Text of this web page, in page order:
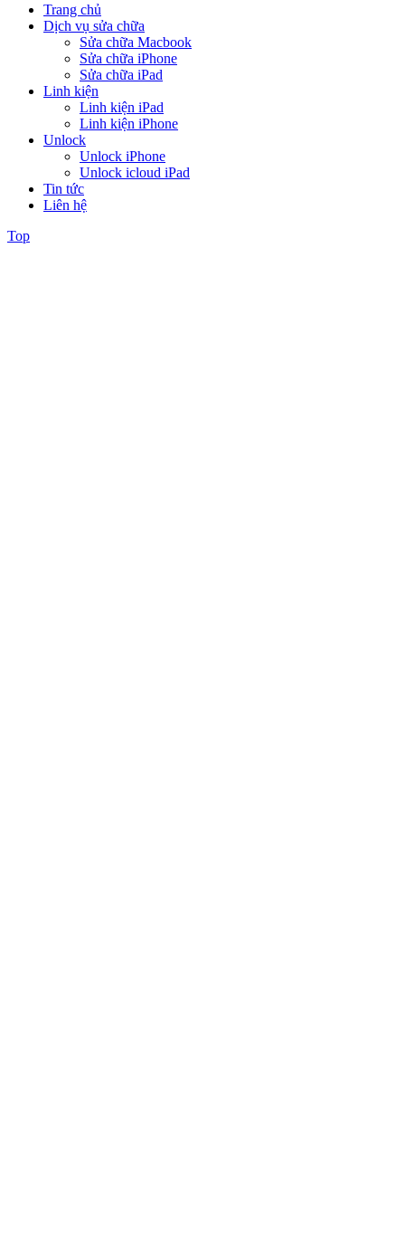
Trang chủ
Dịch vụ sửa chữa
Sửa chữa Macbook
Sửa chữa iPhone
Sửa chữa iPad
Linh kiện
Linh kiện iPad
Linh kiện iPhone
Unlock
Unlock iPhone
Unlock icloud iPad
Tin tức
Liên hệ
Top